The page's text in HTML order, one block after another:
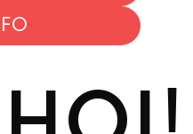
KÄYNNISTYY